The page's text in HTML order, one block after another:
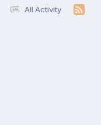
All Activity